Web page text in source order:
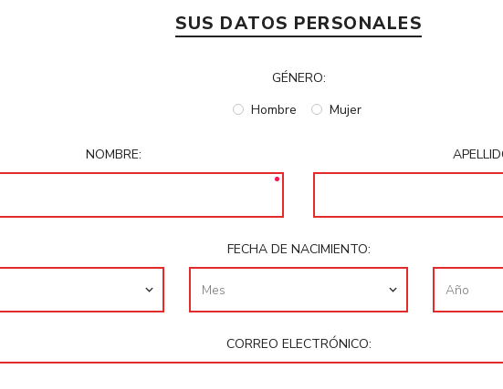
SUS DATOS PERSONALES
GÉNERO:
Hombre
Mujer
NOMBRE:
FECHA DE NACIMIENTO:
CORREO ELECTRÓNICO: